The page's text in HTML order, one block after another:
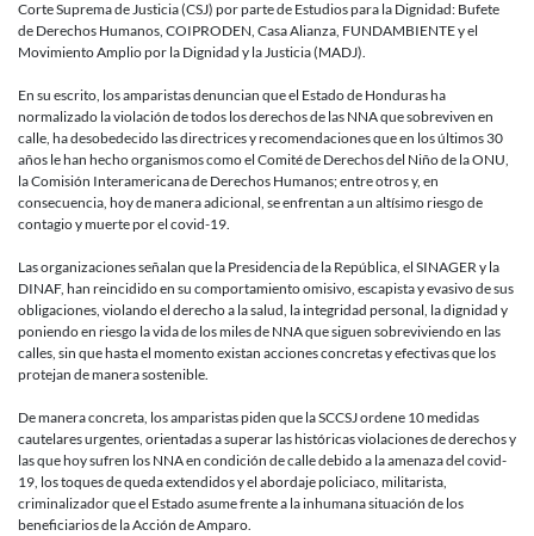
situación
de
de
muerte
por
19
Corte Suprema de Justicia (CSJ) por parte de Estudios para la Dignidad: Bufete
de Derechos Humanos, COIPRODEN, Casa Alianza, FUNDAMBIENTE y el
Movimiento Amplio por la Dignidad y la Justicia (MADJ).
En su escrito, los amparistas denuncian que el Estado de Honduras ha
normalizado la violación de todos los derechos de las NNA que sobreviven en
calle, ha desobedecido las directrices y recomendaciones que en los últimos 30
años le han hecho organismos como el Comité de Derechos del Niño de la ONU,
la Comisión Interamericana de Derechos Humanos; entre otros y, en
consecuencia, hoy de manera adicional, se enfrentan a un altísimo riesgo de
contagio y muerte por el covid-19.
Las organizaciones señalan que la Presidencia de la República, el SINAGER y la
DINAF, han reincidido en su comportamiento omisivo, escapista y evasivo de sus
obligaciones, violando el derecho a la salud, la integridad personal, la dignidad y
poniendo en riesgo la vida de los miles de NNA que siguen sobreviviendo en las
calles, sin que hasta el momento existan acciones concretas y efectivas que los
protejan de manera sostenible.
De manera concreta, los amparistas piden que la SCCSJ ordene 10 medidas
cautelares urgentes, orientadas a superar las históricas violaciones de derechos y
las que hoy sufren los NNA en condición de calle debido a la amenaza del covid-
19, los toques de queda extendidos y el abordaje policiaco, militarista,
criminalizador que el Estado asume frente a la inhumana situación de los
beneficiarios de la Acción de Amparo.